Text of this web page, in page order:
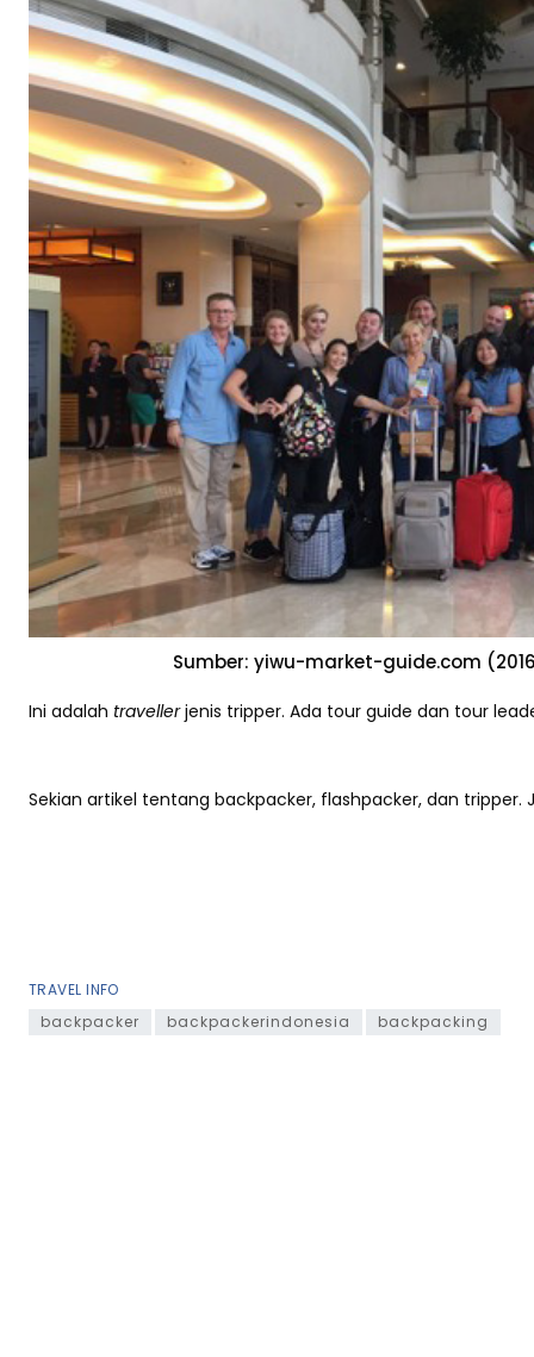
Sumber: yiwu-market-guide.com
Ini adalah travellerjenis tripper. Ada tour guide dan tour
Sekian artikel tentang backpacker, flashpacker, dan
TRAVEL INFO
backpacker
backpackerindonesia backpacking